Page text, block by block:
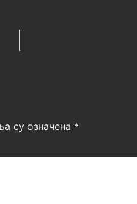
су означена *